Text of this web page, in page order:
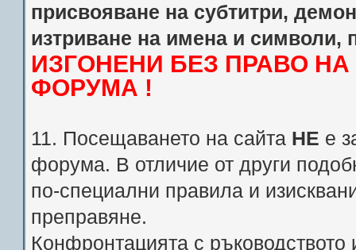
присвояване на субтитри,
изтриване на имена и
ИЗГОНЕНИ БЕЗ ПРАВО
ФОРУМА !
11. Посещаването на сайта НЕ е
форума. В отличие от други
по-специални правила и
преправяне.
Конфронтацията с